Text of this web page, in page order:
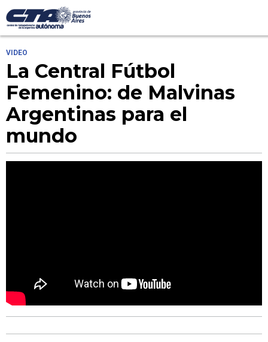
VIDEO
La Central Fútbol
Femenino: de Malvinas
Argentinas para el
mundo